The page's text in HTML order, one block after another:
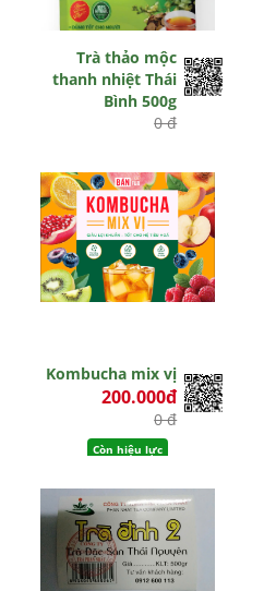
Trà thảo mộc
thanh nhiệt Thái
Bình 500g
0 đ
Kombucha mix vị
200.000đ
0 đ
Còn hiệu lực